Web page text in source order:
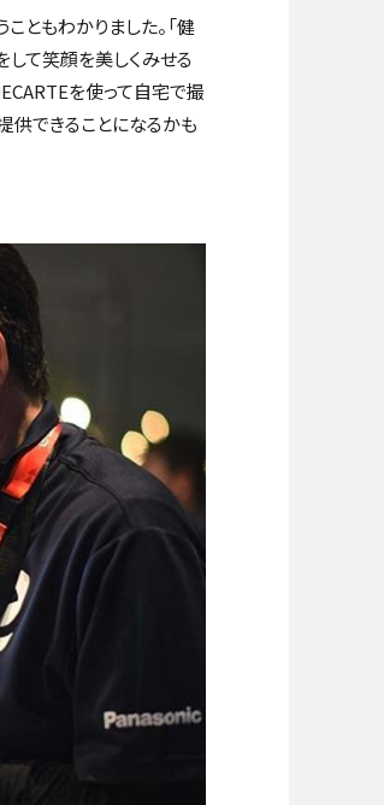
ともわかりました。「健
して笑顔を美しくみせる
を使って自宅で撮
供できることになるかも